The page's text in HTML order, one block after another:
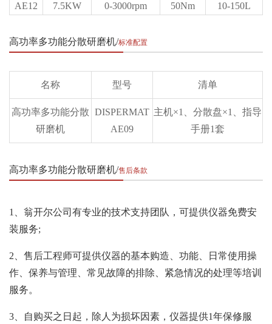
AE12
7.5KW 0-3000rpm 50Nm 10-150L
高功率多功能分散研磨机 标准配置
名称 型号 清单
高功率多功能分散
研磨机
DISPERMAT
AE09
主机×1、分散盘×1、指导
手册1套
高功率多功能分散研磨机 售后条款
1、翁开尔公司有专业的技术支持团队，可提供仪器免费安
装服务;
2、售后工程师可提供仪器的基本购造、功能、日常使用操
作、保养与管理、常见故障的排除、紧急情况的处理等培训
服务。
3、自购买之日起，除人为损坏因素，仪器提供1年保修服